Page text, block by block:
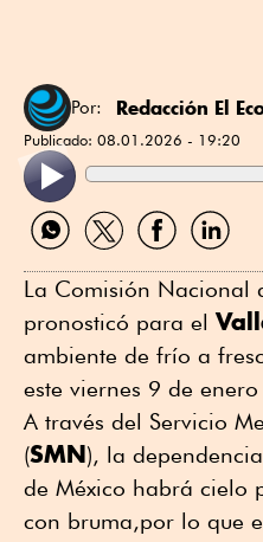
Por: Redacción El
Publicado: 08.01.2026 - 19:20
Compartir
por
Compartir
por
Compartir
por
Compartir
por
La Comisión Nacional
pronosticó para el
ambiente de frío a
este viernes 9 de
A través del Servicio
(SMN), la
de México habrá cielo
con bruma,por lo que